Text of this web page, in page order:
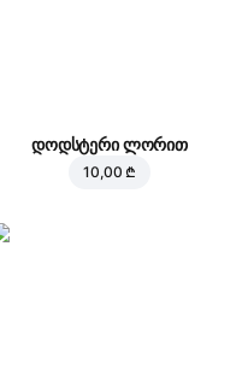
დოდსტერი ლორით
10,00 ₾